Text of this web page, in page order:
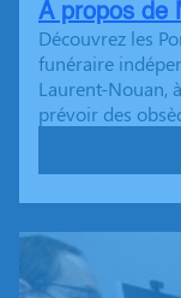
À propos de
Découvrez les
funéraire
Laurent-Nouan,
prévoir des